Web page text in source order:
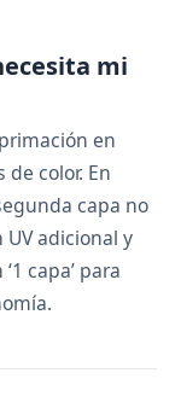
mi
en
color. En
capa no
adicional y
capa’ para